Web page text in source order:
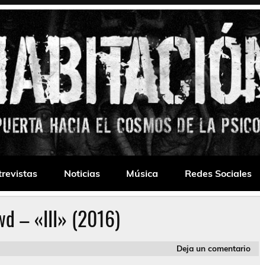
Noticias Música Redes Sociales
– «III» (2016)
Deja un comentario